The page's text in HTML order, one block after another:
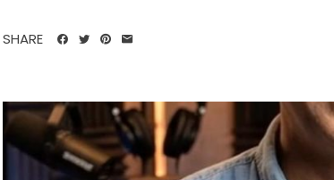
SHARE